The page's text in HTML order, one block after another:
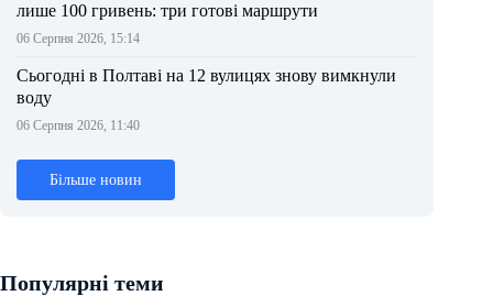
лише 100 гривень: три готові маршрути
06 Серпня 2026, 15:14
Сьогодні в Полтаві на 12 вулицях знову вимкнули
воду
06 Серпня 2026, 11:40
Більше новин
Популярні теми